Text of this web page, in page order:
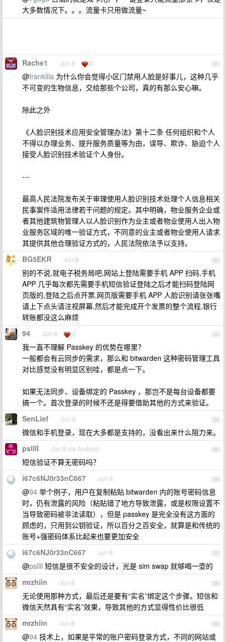
大多数情况下。。。流量卡只用做流量~
21
Rache1 Jun 8 2
@frankilla 为什么你会觉得小区门禁用人脸是好事儿，这种几乎
不可变的生物信息，交给那些个公司，真的有那么安心嘛。
除此之外
《人脸识别技术应用安全管理办法》第十二条 任何组织和个人
不得以办理业务、提升服务质量等为由，误导、欺诈、胁迫个人
接受人脸识别技术验证个人身份。
---
最高人民法院发布关于审理使用人脸识别技术处理个人信息相关
民事案件适用法律若干问题的规定。其中明确，物业服务企业或
者其他建筑物管理人以人脸识别作为业主或者物业使用人出入物
业服务区域的唯一验证方式，不同意的业主或者物业使用人请求
其提供其他合理验证方式的，人民法院依法予以支持。
22
BG5EKR Jun 8
别的不说,就电子税务局吧,网站上登陆需要手机 APP 扫码,手机
APP 几乎每次都先需要手机短信验证登陆之后才能扫码登陆网
页版的,登陆之后点开票,网页版需要手机 APP 人脸识别请张张嘴
请上下点头请注视屏幕,然后才能完成开个发票的整个流程,银行
转账都没这么麻烦
23
94 Jun 8 2
我一直不理解 Passkey 的优势在哪里？
一般都会有云同步的需求，那么和 bitwarden 这种密码管理工具
对比感觉没有明显区别哇，都是点一下。
如果无法同步、设备绑定的 Passkey ，那岂不是每台设备都要
搞一个。首次登录的时候不还是得要借助其他的方式来验证。
24
SenLief Jun 8
微信和手机登录，现在大多都是支持的，没看出来什么阻力来。
25
psllll Jun 8 via Android
短信验证不算无密码吗？
26
i67c6NJ0r33nC667 Jun 8
@94 举个例子，用户在复制粘贴 bitwarden 内的账号密码信息
时，仍有泄露的风险（粘贴错了地方导致泄露，或是权限设置不
当导致密码被非法读取），但是 passkey 是完全没有这方面的
顾虑的，只用到公钥验证，所以百分之百安全，就算是和传统的
账号+强密码体系比起来也要更加安全
27
i67c6NJ0r33nC667 Jun 8
@psllll 短信是很不安全的设计，光是 sim swap 就够喝一壶的
28
mrzhiin Jun 8
无论使用那种方式，最后还是要有“实名”绑定这个步骤。短信和
微信天然具有“实名”效果，导致其他的方式显得性价比很低
29
mrzhiin Jun 8
@94 技术上，如果是平常的账户密码登录方式，不同的网站或